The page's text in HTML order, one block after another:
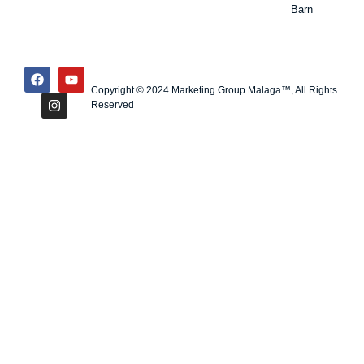
Barn
Copyright © 2024 Marketing Group Malaga™, All Rights
Reserved